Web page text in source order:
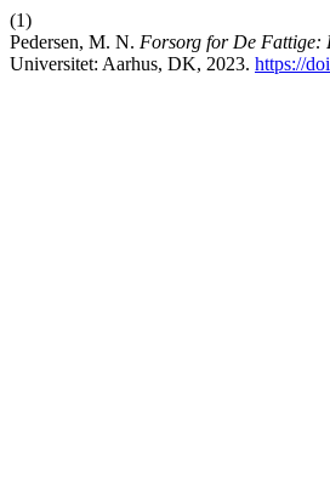
(1)
Pedersen, M. N. Forsorg for De Fattige:
Universitet: Aarhus, DK, 2023. https://